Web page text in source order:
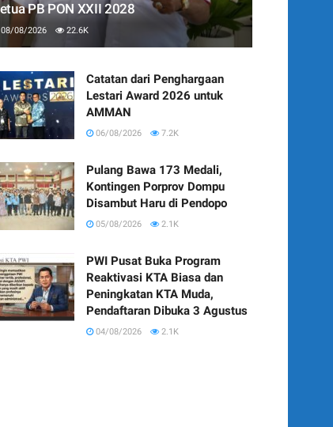
PB PON XXII 2028
08/2026 22.6K
Catatan dari Penghargaan
Lestari Award 2026 untuk
AMMAN
06/08/2026 7.2K
Pulang Bawa 173 Medali,
Kontingen Porprov Dompu
Disambut Haru di Pendopo
05/08/2026 2.1K
PWI Pusat Buka Program
Reaktivasi KTA Biasa dan
Peningkatan KTA Muda,
Pendaftaran Dibuka 3 Agustus
04/08/2026 2.1K